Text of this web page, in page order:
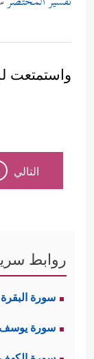
واستمتعت
التالي
روابط
سورة البقرة
سورة يوسف